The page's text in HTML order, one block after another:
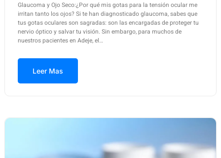
Glaucoma y Ojo Seco:¿Por qué mis gotas para la tensión ocular me
irritan tanto los ojos? Si te han diagnosticado glaucoma, sabes que
tus gotas oculares son sagradas: son las encargadas de proteger tu
nervio óptico y salvar tu visión. Sin embargo, para muchos de
nuestros pacientes en Adeje, el…
Leer Mas